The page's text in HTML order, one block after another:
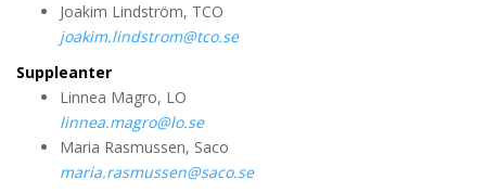
Joakim Lindström, TCO
joakim.lindstrom@tco.se
Suppleanter
Linnea Magro, LO
linnea.magro@lo.se
Maria Rasmussen, Saco
maria.rasmussen@saco.se